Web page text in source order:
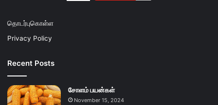
தொடர்புகொள்ள
Privacy Policy
Recent Posts
சோளம் பயன்கள்
November 15, 2024